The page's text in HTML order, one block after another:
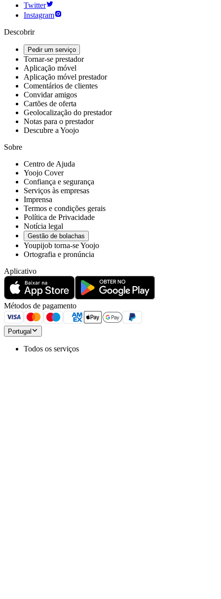
Twitter
Instagram
Descobrir
Pedir um serviço
Tornar-se prestador
Aplicação móvel
Aplicação móvel prestador
Comentários de clientes
Convidar amigos
Cartões de oferta
Geolocalização do prestador
Notas para o prestador
Descubre a Yoojo
Sobre
Centro de Ajuda
Yoojo Cover
Confiança e segurança
Serviços às empresas
Imprensa
Termos e condições gerais
Política de Privacidade
Notícia legal
Gestão de bolachas
Youpijob torna-se Yoojo
Ortografia e pronúncia
Aplicativo
Métodos de pagamento
Portugal
Todos os serviços